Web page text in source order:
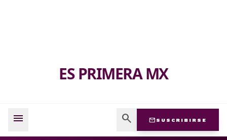
ES PRIMERA MX
menu search mail SUSCRIBIRSE